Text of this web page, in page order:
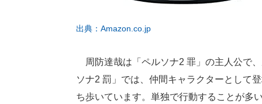
出典：Amazon.co.jp
周防達哉は「ペルソナ2 罪」の主人公で
ソナ2 罰」では、仲間キャラクターとして
ち歩いています。単独で行動することが多